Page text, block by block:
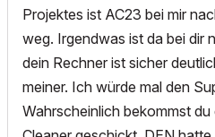
Projektes ist AC23 bei mir
weg. Irgendwas ist da bei dir
dein Rechner ist sicher
meiner. Ich würde mal den
Wahrscheinlich bekommst